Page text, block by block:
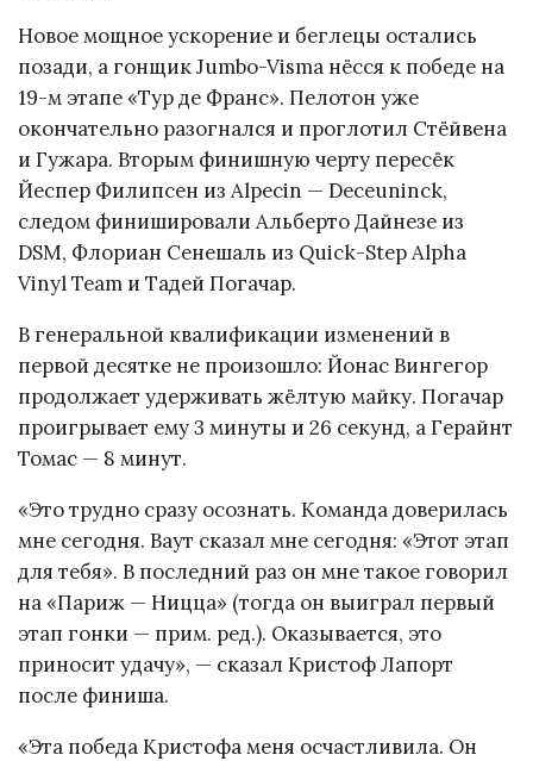
Новое мощное ускорение и беглецы остались
позади, а гонщик Jumbo-Visma нёсся к победе на
19-м этапе «Тур де Франс». Пелотон уже
окончательно разогнался и проглотил Стёйвена
и Гужара. Вторым финишную черту пересёк
Йеспер Филипсен из Alpecin — Deceuninck,
следом финишировали Альберто Дайнезе из
DSM, Флориан Сенешаль из Quick-Step Alpha
Vinyl Team и Тадей Погачар.
В генеральной квалификации изменений в
первой десятке не произошло: Йонас Вингегор
продолжает удерживать жёлтую майку. Погачар
проигрывает ему 3 минуты и 26 секунд, а Герайнт
Томас — 8 минут.
«Это трудно сразу осознать. Команда доверилась
мне сегодня. Ваут сказал мне сегодня: «Этот этап
для тебя». В последний раз он мне такое говорил
на «Париж — Ницца» (тогда он выиграл первый
этап гонки — прим. ред.). Оказывается, это
приносит удачу», — сказал Кристоф Лапорт
после финиша.
«Эта победа Кристофа меня осчастливила. Он